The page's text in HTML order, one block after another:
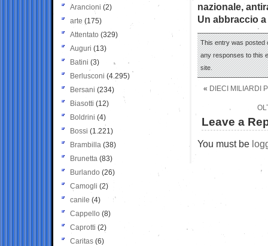
nazionale,
Un abbraccio
This entry was posted
any responses to this
site.
« DIECI MILIARDI
Leave a
You must be
Arancioni (2)
arte (175)
Attentato (329)
Auguri (13)
Batini (3)
Berlusconi (4.295)
Bersani (234)
Biasotti (12)
Boldrini (4)
Bossi (1.221)
Brambilla (38)
Brunetta (83)
Burlando (26)
Camogli (2)
canile (4)
Cappello (8)
Caprotti (2)
Caritas (6)